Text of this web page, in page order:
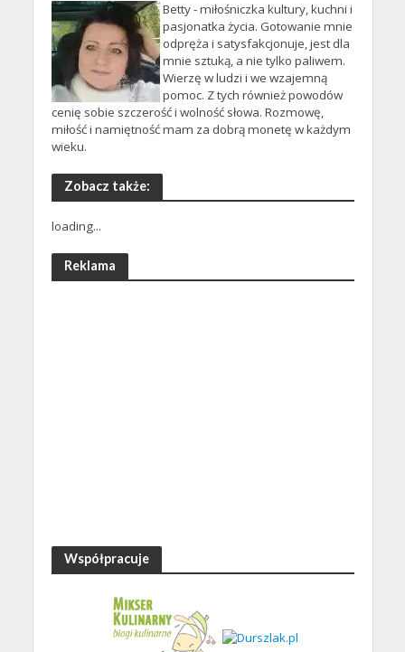
Betty - miłośniczka kultury, kuchni i
pasjonatka życia. Gotowanie mnie
odpręża i satysfakcjonuje, jest dla
mnie sztuką, a nie tylko paliwem.
Wierzę w ludzi i we wzajemną
pomoc. Z tych również powodów
cenię sobie szczerość i wolność słowa. Rozmowę,
miłość i namiętność mam za dobrą monetę w każdym
wieku.
Zobacz także:
loading...
Reklama
Współpracuje